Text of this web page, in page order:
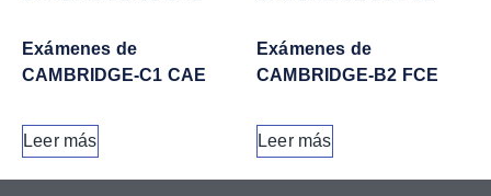
Exámenes de
CAMBRIDGE-C1 CAE
Leer más
Exámenes de
CAMBRIDGE-B2 FCE
Leer más